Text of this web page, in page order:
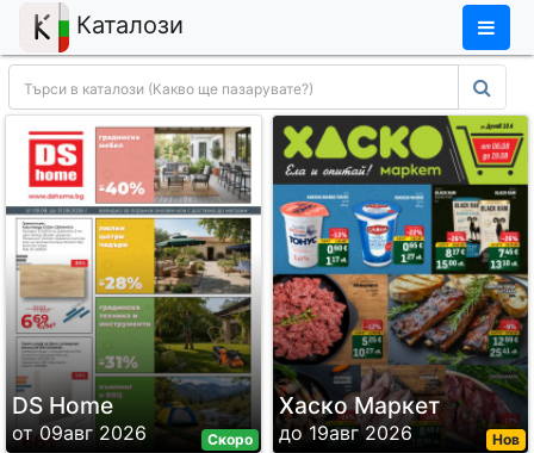
Каталози ×
Скоро
DS Home
от 09авг 2026 Нов
Хаско Маркет
до 19авг 2026